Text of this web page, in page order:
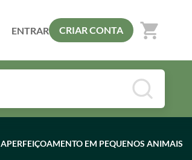
ENTRAR CRIAR CONTA shopping_cart
APERFEIÇOAMENTO EM PEQUENOS ANIMAIS